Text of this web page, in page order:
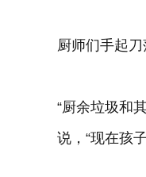
厨师们手起
“厨余垃圾和
说，“现在孩